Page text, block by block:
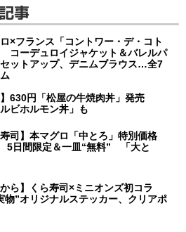
事
×フランス「コントワー・デ・コト
コーデュロイジャケット＆バレルパ
ットアップ、デニムブラウス…全7
】630円「松屋の牛焼肉丼」発売
ルビホルモン丼」も
寿司】本マグロ「中とろ」特別価格
日間限定＆一皿“無料” 「大と
から】くら寿司×ミニオンズ初コラ
”オリジナルステッカー、クリアポ